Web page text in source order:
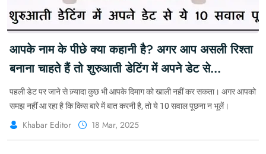
आपके नाम के पीछे क्या कहानी है? अगर आप असली रिश्ता
बनाना चाहते हैं तो शुरुआती डेटिंग में अपने डेट से
ये 10 सवाल पूछें #Dating #RomanticConnection
#Relationship
पहली डेट पर जाने से ज़्यादा कुछ भी आपके दिमाग को खाली नहीं कर सकता। अगर आपको
समझ नहीं आ रहा है कि किस बारे में बात करनी है, तो ये 10 सवाल पूछना न भूलें।
Khabar Editor 18 Mar, 2025